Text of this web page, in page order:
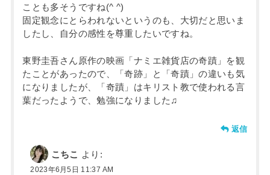
ことも多そうですね(^ ^)
固定観念にとらわれないというのも、大切だと思いま
したし、自分の感性を尊重したいですね。
東野圭吾さん原作の映画「ナミエ雑貨店の奇蹟」を観
たことがあったので、「奇跡」と「奇蹟」の違いも気
になりましたが、「奇蹟」はキリスト教で使われる言
葉だったようで、勉強になりました♫
返信
こちこ より:
2023年6月5日 11:37 AM